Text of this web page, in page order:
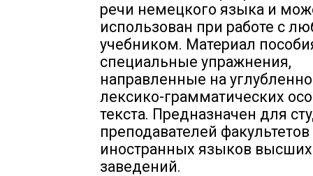
речи немецкого языка и
использован при работе с
учебником. Материал
специальные упражнения,
направленные на
лексико-грамматических
текста. Предназначен для
преподавателей факультетов
иностранных языков
заведений.